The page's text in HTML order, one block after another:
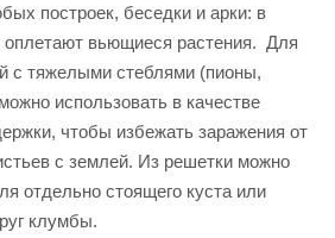
построек, беседки и арки: в
вьющиеся растения. Для
с тяжелыми стеблями (пионы,
использовать в качестве
чтобы избежать заражения от
с землей. Из решетки можно
отдельно стоящего куста или
клумбы.